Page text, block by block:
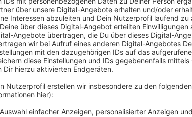
Veröffentlicht:Montag, 09.05.2022 06:48
Anzeige